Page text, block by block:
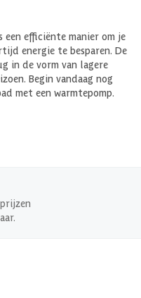
een efficiënte manier om je
energie te besparen. De
in de vorm van lagere
Begin vandaag nog
met een warmtepomp.